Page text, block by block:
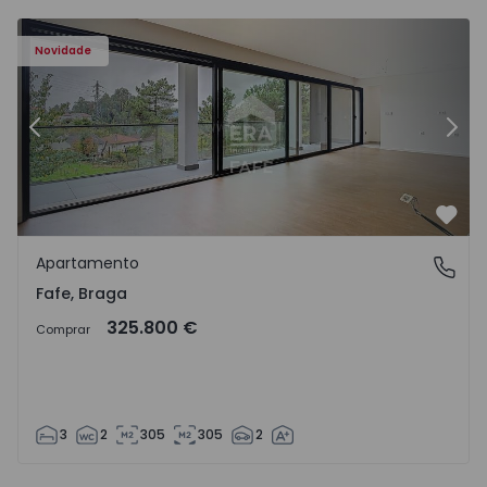
Novidade
Anterior
Fafe, Braga
Apartamento
Fafe, Braga
Comprar 325.800 €
3 2 305 305 2